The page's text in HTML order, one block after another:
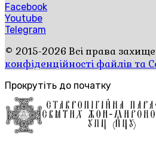
Facebook
Youtube
Telegram
© 2015-2026 Всі права
конфіденційності файлів та
Прокрутіть до початку